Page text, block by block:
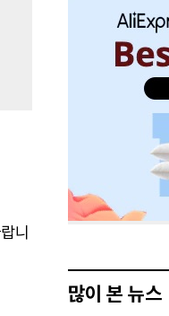
니
많이 본 뉴스